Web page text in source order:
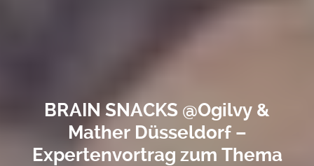
BRAIN SNACKS @Ogilvy &
Mather Düsseldorf –
Expertenvortrag zum Thema